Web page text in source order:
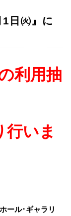
日㈫』に
利用抽
行いま
ール･ギャラリ